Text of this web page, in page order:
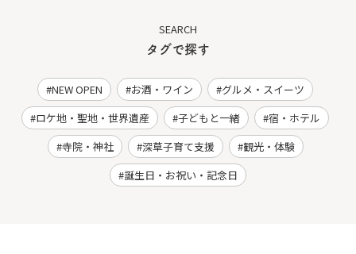
SEARCH
タグで探す
NEW OPEN お酒・ワイン
グルメ・スイーツ
ロケ地・聖地・世界遺産
子どもと一緒
宿・ホテル
寺院・神社
深草子育て支援
観光・体験
誕生日・お祝い・記念日